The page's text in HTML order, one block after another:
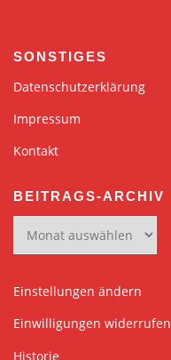
SONSTIGES
Datenschutzerklärung
Impressum
Kontakt
BEITRAGS-ARCHIV
Einstellungen ändern
Einwilligungen widerrufen
Historie